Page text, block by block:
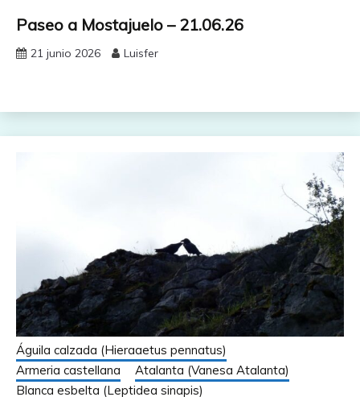
Paseo a Mostajuelo – 21.06.26
21 junio 2026 Luisfer
Águila calzada (Hieraaetus pennatus)
Armeria castellana
Atalanta (Vanesa Atalanta)
Blanca esbelta (Leptidea sinapis)